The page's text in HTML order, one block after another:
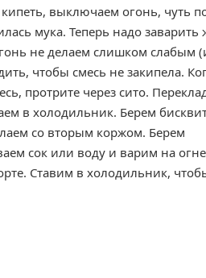
выключаем огонь, чуть
мука. Теперь надо заварить
не делаем слишком слабым
чтобы смесь не закипела.
протрите через сито.
в холодильник. Берем
со вторым коржом. Берем
сок или воду и варим на
Ставим в холодильник,